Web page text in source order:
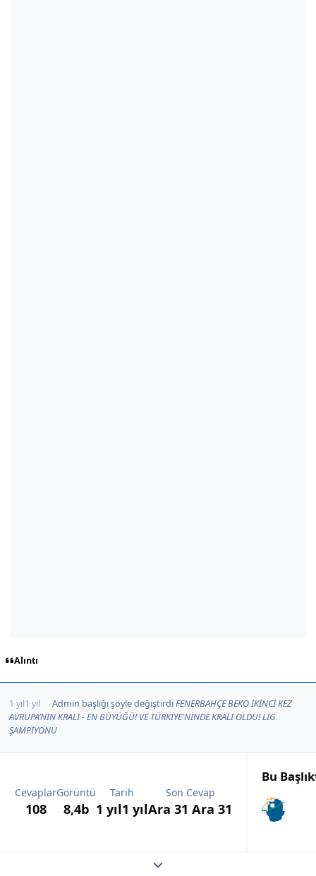
Alıntı
1 yıl1 yıl Admin başlığı şöyle değiştirdiFENERBAHÇE BEKO İKİNCİ KEZ
AVRUPA’NIN KRALI - EN BÜYÜĞÜ! VE TÜRKİYE'NİNDE KRALI OLDU! LİG
ŞAMPİYONU
Cevaplar
108
Görüntü
8,4b
Tarih
1 yıl1 yıl
Son Cevap
Ara 31 Ara 31
Bu
Expand topic overview